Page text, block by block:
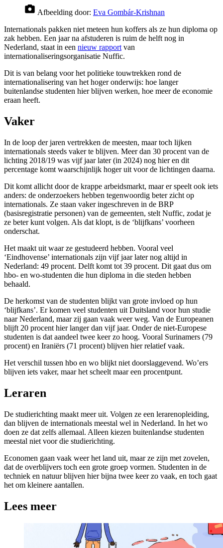
Afbeelding door: Eva Gombár-Krishnan
Internationals pakken niet meteen hun koffers als ze hun diploma op
zak hebben. Een jaar na afstuderen is ruim de helft nog in
Nederland, staat in een nieuw rapport van
internationaliseringsorganisatie Nuffic.
Dit is van belang voor het politieke touwtrekken rond de
internationalisering van het hoger onderwijs: hoe langer
buitenlandse studenten hier blijven werken, hoe meer de economie
eraan heeft.
Vaker
In de loop der jaren vertrekken de meesten, maar toch lijken
internationals steeds vaker te blijven. Meer dan 30 procent van de
lichting 2018/19 was vijf jaar later (in 2024) nog hier en dit
percentage komt waarschijnlijk hoger uit voor de lichtingen daarna.
Dit komt allicht door de krappe arbeidsmarkt, maar er speelt ook iets
anders: de onderzoekers hebben tegenwoordig beter zicht op
internationals. Ze staan vaker ingeschreven in de BRP
(basisregistratie personen) van de gemeenten, stelt Nuffic, zodat je
ze beter kunt volgen. Als dat klopt, is de ‘blijfkans’ voorheen
onderschat.
Het maakt uit waar ze gestudeerd hebben. Vooral veel
‘Eindhovense’ internationals zijn vijf jaar later nog altijd in
Nederland: 49 procent. Delft komt tot 39 procent. Dit gaat dus om
hbo- en wo-studenten die hun diploma in die steden hebben
behaald.
De herkomst van de studenten blijkt van grote invloed op hun
‘blijfkans’. Er komen veel studenten uit Duitsland voor hun studie
naar Nederland, maar zij gaan vaak weer weg. Van de Europeanen
blijft 20 procent hier langer dan vijf jaar. Onder de niet-Europese
studenten is dat aandeel twee keer zo hoog. Vooral Surinamers (79
procent) en Iraniërs (71 procent) blijven hier relatief vaak.
Het verschil tussen hbo en wo blijkt niet doorslaggevend. Wo’ers
blijven iets vaker, maar het scheelt maar een procentpunt.
Leraren
De studierichting maakt meer uit. Volgen ze een lerarenopleiding,
dan blijven de internationals meestal wel in Nederland. In het wo
doen ze dat zelfs allemaal. Alleen kiezen buitenlandse studenten
meestal niet voor die studierichting.
Economen gaan vaak weer het land uit, maar ze zijn met zovelen,
dat de overblijvers toch een grote groep vormen. Studenten in de
techniek en natuur blijven hier bijna twee keer zo vaak, en toch gaat
het om kleinere aantallen.
Lees meer